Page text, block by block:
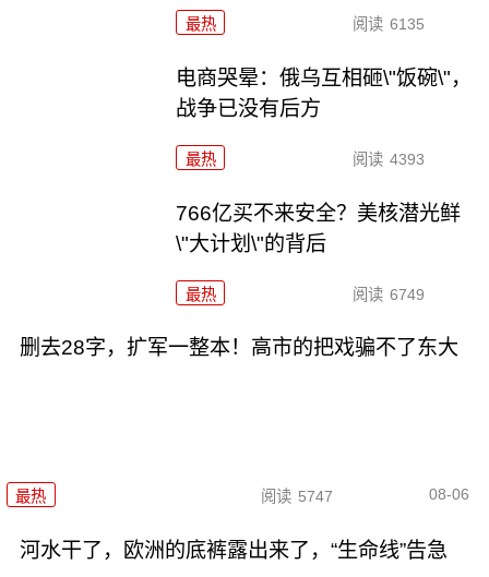
最热 阅读 6135
电商哭晕：俄乌互相砸\"饭碗\"，
战争已没有后方
最热 阅读 4393
766亿买不来安全？美核潜光鲜
\"大计划\"的背后
最热 阅读 6749
删去28字，扩军一整本！高市的把戏骗不了东大
最热 阅读 5747 08-06
河水干了，欧洲的底裤露出来了，“生命线”告急